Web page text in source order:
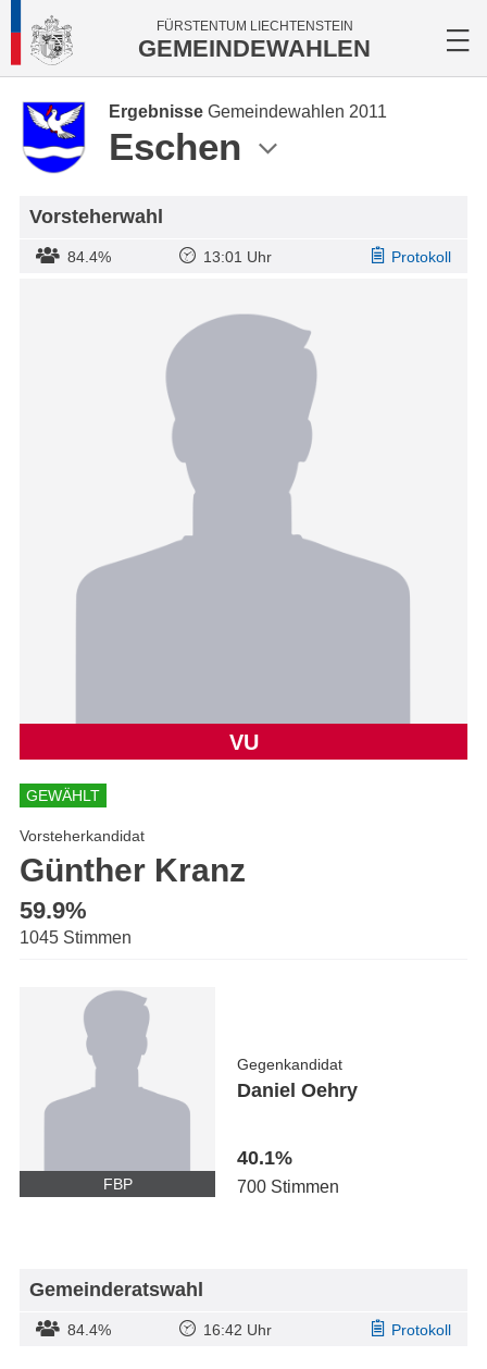
FÜRSTENTUM LIECHTENSTEIN
GEMEINDEWAHLEN
Ergebnisse Gemeindewahlen 2011
Eschen
Vorsteherwahl
84.4% 13:01 Uhr Protokoll
VU
GEWÄHLT
Vorsteherkandidat
Günther Kranz
59.9%
1045 Stimmen
FBP
Gegenkandidat
Daniel Oehry
40.1%
700 Stimmen
Gemeinderatswahl
84.4% 16:42 Uhr Protokoll